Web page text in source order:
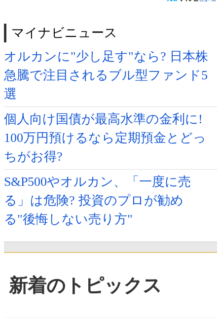
マイナビニュース
オルカンに"少し足す"なら? 日本株
急騰で注目されるブル型ファンド5
選
個人向け国債が最高水準の金利に!
100万円預けるなら定期預金とどっ
ちがお得?
S&P500やオルカン、「一度に売
る」は危険? 投資のプロが勧め
る"後悔しない売り方"
新着のトピックス